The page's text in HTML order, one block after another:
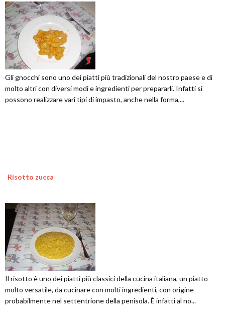
Gli gnocchi sono uno dei piatti più tradizionali del nostro paese e di
molto altri con diversi modi e ingredienti per prepararli. Infatti si
possono realizzare vari tipi di impasto, anche nella forma,...
Risotto zucca
Il risotto è uno dei piatti più classici della cucina italiana, un piatto
molto versatile, da cucinare con molti ingredienti, con origine
probabilmente nel settentrione della penisola. È infatti al no...